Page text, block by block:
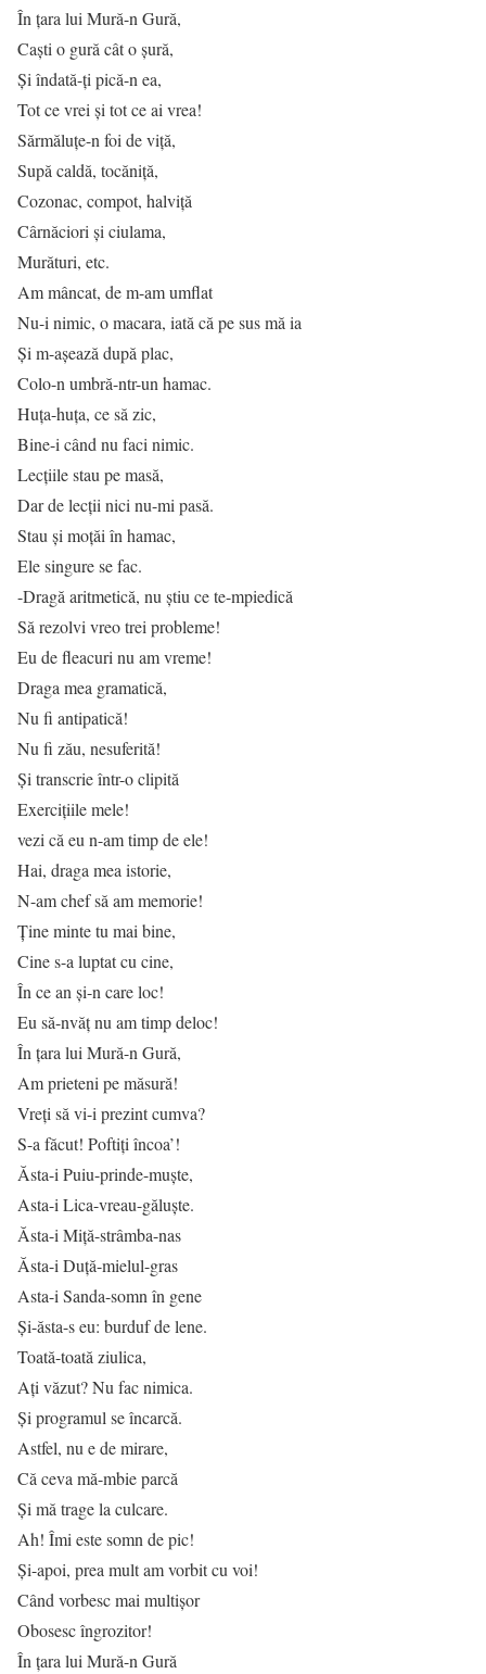
În țara lui Mură-n Gură,
Caști o gură cât o șură,
Și îndată-ți pică-n ea,
Tot ce vrei și tot ce ai vrea!
Sărmăluțe-n foi de viță,
Supă caldă, tocăniță,
Cozonac, compot, halviță
Cârnăciori și ciulama,
Murături, etc.
Am mâncat, de m-am umflat
Nu-i nimic, o macara, iată că pe sus mă ia
Și m-așează după plac,
Colo-n umbră-ntr-un hamac.
Huța-huța, ce să zic,
Bine-i când nu faci nimic.
Lecțiile stau pe masă,
Dar de lecții nici nu-mi pasă.
Stau și moțăi în hamac,
Ele singure se fac.
-Dragă aritmetică, nu știu ce te-mpiedică
Să rezolvi vreo trei probleme!
Eu de fleacuri nu am vreme!
Draga mea gramatică,
Nu fi antipatică!
Nu fi zău, nesuferită!
Și transcrie într-o clipită
Exercițiile mele!
vezi că eu n-am timp de ele!
Hai, draga mea istorie,
N-am chef să am memorie!
Ține minte tu mai bine,
Cine s-a luptat cu cine,
În ce an și-n care loc!
Eu să-nvăț nu am timp deloc!
În ţara lui Mură-n Gură,
Am prieteni pe măsură!
Vreţi să vi-i prezint cumva?
S-a făcut! Poftiţi încoa’!
Ăsta-i Puiu-prinde-muşte,
Asta-i Lica-vreau-găluşte.
Ăsta-i Miţă-strâmba-nas
Ăsta-i Duţă-mielul-gras
Asta-i Sanda-somn în gene
Şi-ăsta-s eu: burduf de lene.
Toată-toată ziulica,
Aţi văzut? Nu fac nimica.
Şi programul se încarcă.
Astfel, nu e de mirare,
Că ceva mă-mbie parcă
Şi mă trage la culcare.
Ah! Îmi este somn de pic!
Şi-apoi, prea mult am vorbit cu voi!
Când vorbesc mai multişor
Obosesc îngrozitor!
În ţara lui Mură-n Gură